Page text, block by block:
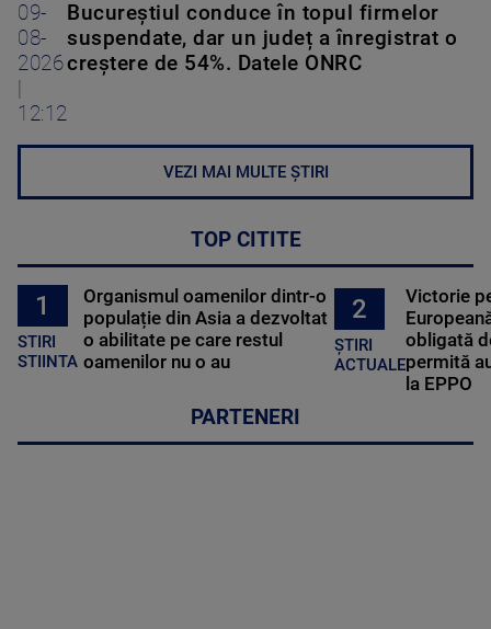
09-
08-
2026
12:12
Bucureștiul conduce în topul firmelor
suspendate, dar un județ a înregistrat o
creștere de 54%. Datele ONRC
VEZI MAI MULTE ȘTIRI
TOP CITITE
1
STIRI
STIINTA
Organismul oamenilor dintr-o
populație din Asia a dezvoltat
o abilitate pe care restul
oamenilor nu o au
2
ȘTIRI
ACTUALE
Victorie
obligată
permită
la EPPO
PARTENERI